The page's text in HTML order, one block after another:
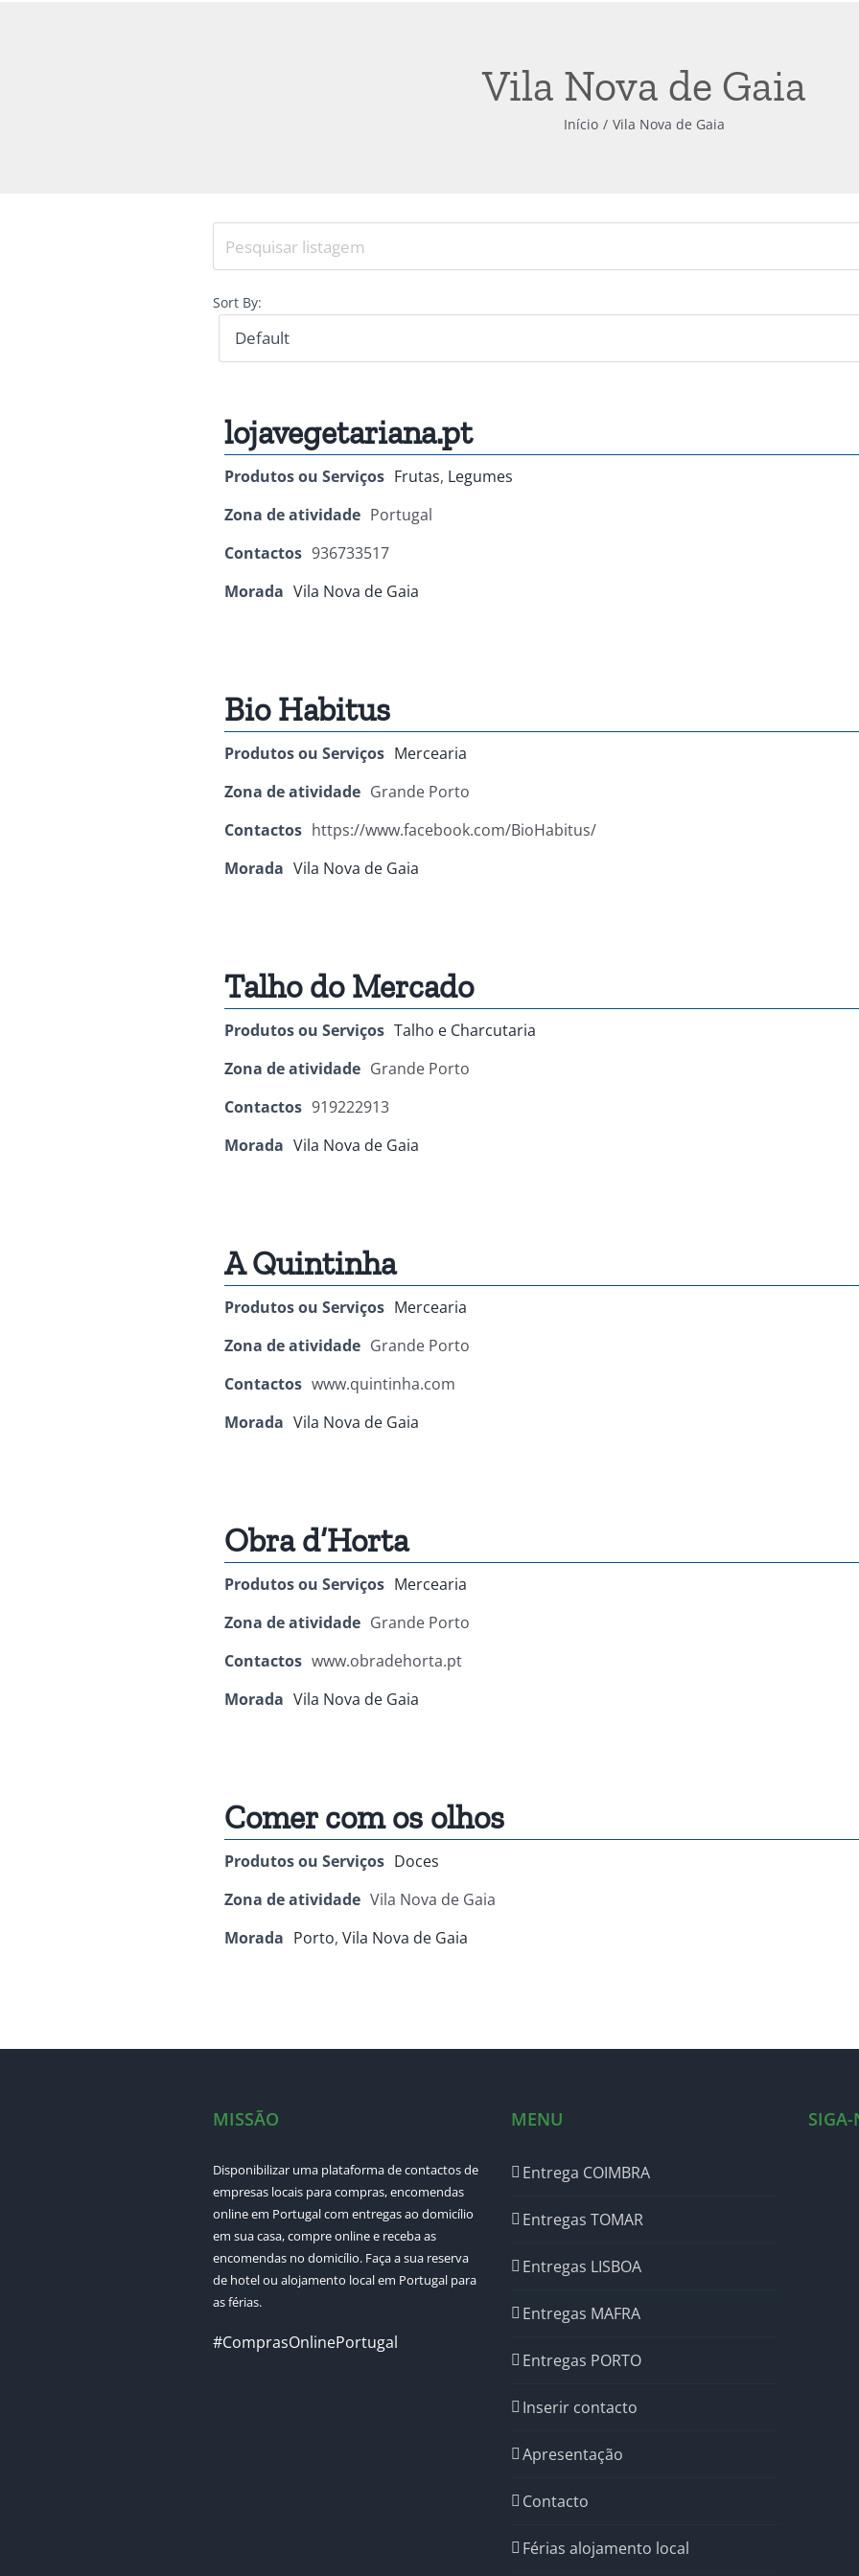
Vila Nova de Gaia
Início Vila Nova de Gaia
Sort By:
lojavegetariana.pt
Produtos ou Serviços Frutas, Legumes
Zona de atividade Portugal
Contactos 936733517
Morada Vila Nova de Gaia
Bio Habitus
Produtos ou Serviços Mercearia
Zona de atividade Grande Porto
Contactos https://www.facebook.com/BioHabitus/
Morada Vila Nova de Gaia
Talho do Mercado
Produtos ou Serviços Talho e Charcutaria
Zona de atividade Grande Porto
Contactos 919222913
Morada Vila Nova de Gaia
A Quintinha
Produtos ou Serviços Mercearia
Zona de atividade Grande Porto
Contactos www.quintinha.com
Morada Vila Nova de Gaia
Obra d’Horta
Produtos ou Serviços Mercearia
Zona de atividade Grande Porto
Contactos www.obradehorta.pt
Morada Vila Nova de Gaia
Comer com os olhos
Produtos ou Serviços Doces
Zona de atividade Vila Nova de Gaia
Morada Porto, Vila Nova de Gaia
MISSÃO
Disponibilizar uma plataforma de contactos de
empresas locais para compras, encomendas
online em Portugal com entregas ao domicílio
em sua casa, compre online e receba as
encomendas no domicílio. Faça a sua reserva
de hotel ou alojamento local em Portugal para
as férias.
#ComprasOnlinePortugal
MENU
Entrega COIMBRA
Entregas TOMAR
Entregas LISBOA
Entregas MAFRA
Entregas PORTO
Inserir contacto
Apresentação
Contacto
Férias alojamento local